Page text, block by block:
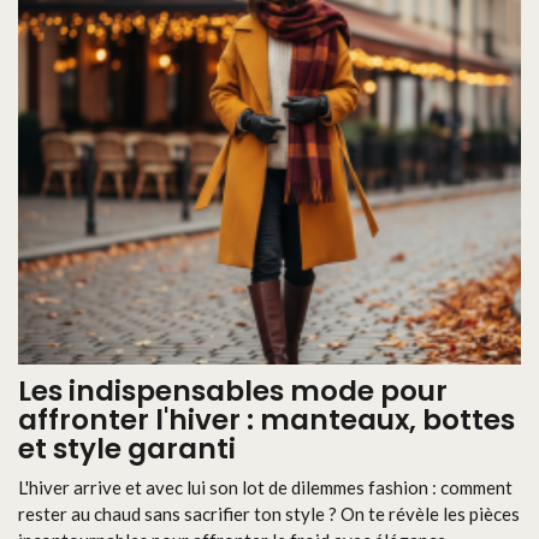
Les indispensables mode pour
affronter l'hiver : manteaux, bottes
et style garanti
L'hiver arrive et avec lui son lot de dilemmes fashion : comment
rester au chaud sans sacrifier ton style ? On te révèle les pièces